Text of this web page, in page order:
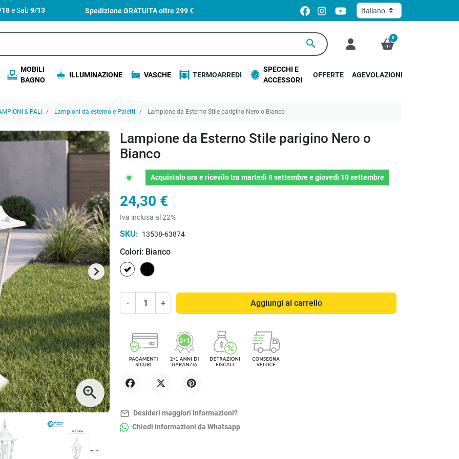
18e Sab9/13 Spedizione GRATUITA oltre299 €
search 0
MOBILI
BAGNO
ILLUMINAZIONE VASCHE TERMOARREDI
SPECCHI E
ACCESSORI
OFFERTE AGEVOLAZIONI
& PALI Lampioni da esterno e Paletti Lampione da Esterno Stile parigino Nero o Bianco
Successivo
keyboard_arrow_right
zoom_in
Lampione da Esterno Stile parigino Nero o
Bianco
Acquistalo ora e ricevilotramartedì 8 settembreegiovedì 10 settembre
24,30 €
Iva inclusa al 22%
SKU: 13538-63874
Colori: Bianco
BiancoNero
- + Aggiungi al carrello
mail_outline Desideri maggiori informazioni?
Chiedi informazioni da Whatsapp